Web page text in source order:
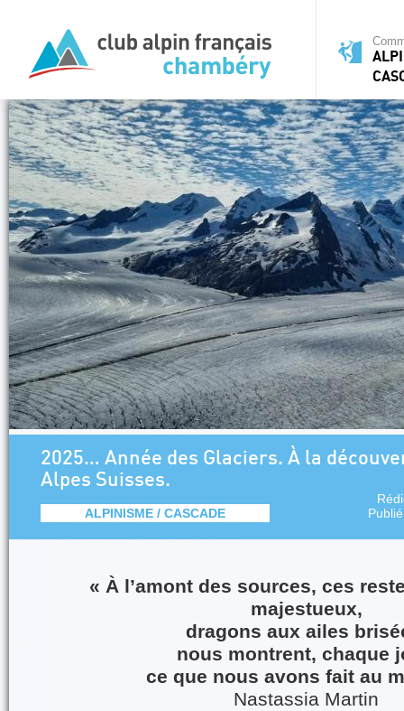
2025… Année des Glaciers. À la
Alpes Suisses.
ALPINISME / CASCADE
« À l’amont des sources, ces
majestueux,
dragons aux ailes
nous montrent, chaque
ce que nous avons fait au
Nastassia Martin